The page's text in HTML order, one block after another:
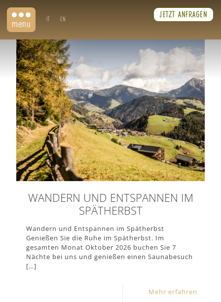
WANDERN UND ENTSPANNEN IM
SPÄTHERBST
Wandern und Entspannen im Spätherbst
Genießen Sie die Ruhe im Spätherbst. Im
gesamten Monat Oktober 2026 buchen Sie 7
Nächte bei uns und genießen einen Saunabesuch
[…]
Mehr erfahren
JETZT ANFRAGEN
IT EN